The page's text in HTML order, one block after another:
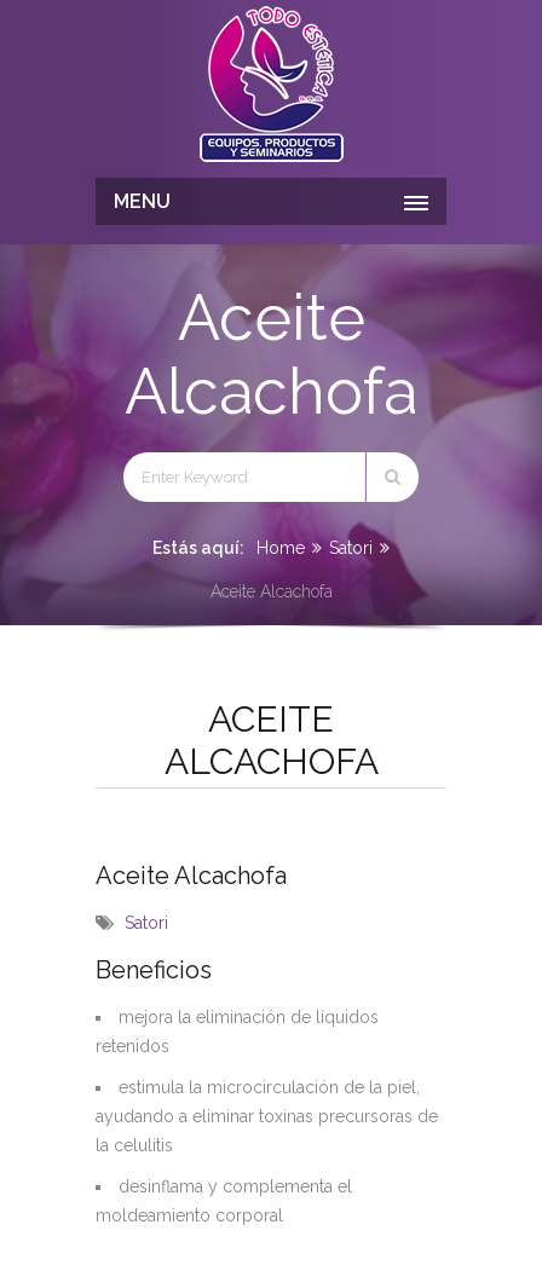
MENU
Aceite
Alcachofa
Estás aquí: Home Satori
Aceite Alcachofa
ACEITE
ALCACHOFA
Aceite Alcachofa
Satori
Beneficios
mejora la eliminación de líquidos
retenidos
estimula la microcirculación de la piel,
ayudando a eliminar toxinas precursoras de
la celulitis
desinflama y complementa el
moldeamiento corporal